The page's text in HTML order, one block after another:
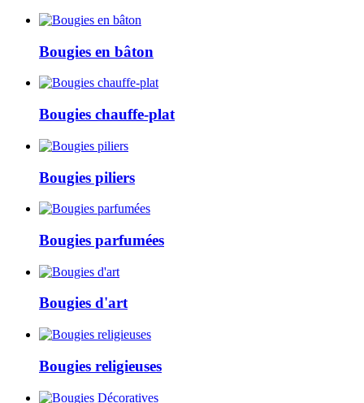
Bougies en bâton
Bougies chauffe-plat
Bougies piliers
Bougies parfumées
Bougies d'art
Bougies religieuses